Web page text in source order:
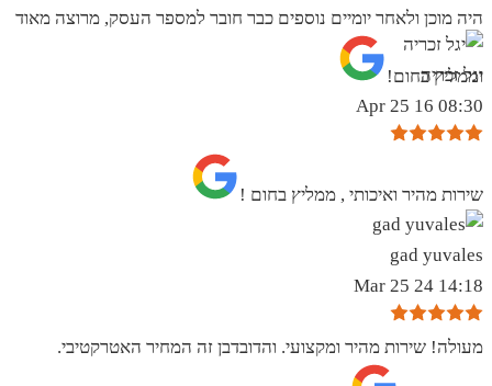
היה מוכן ולאחר יומיים נוספים כבר חובר למספר העסק, מרוצה מאוד
וממליץ בחום!
יגל זכריה
08:30 16 Apr 25
שירות מהיר ואיכותי , ממליץ בחום !
gad yuvales
14:18 24 Mar 25
מעולה! שירות מהיר ומקצועי. והדובדבן זה המחיר האטרקטיבי.